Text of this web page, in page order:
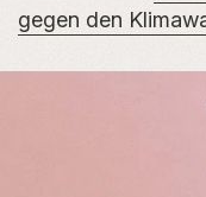
gegen den